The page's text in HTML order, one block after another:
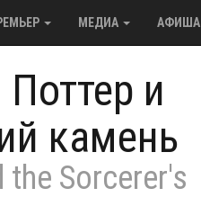
МЕДИА АФИША
и
камень
the Sorcerer's